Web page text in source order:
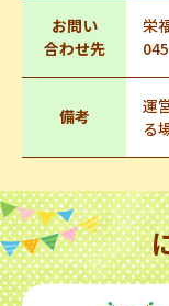
お問い
合わせ先
栄
備考
運
る